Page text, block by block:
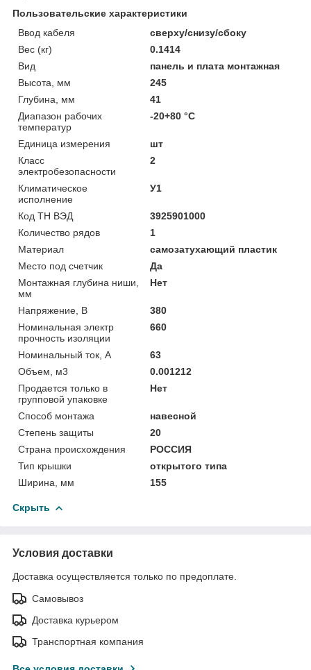
Пользовательские характеристики
Ввод кабеля
сверху/снизу/сбоку
Вес (кг)
0.1414
Вид
панель и плата монтажная
Высота, мм
245
Глубина, мм
41
Диапазон рабочих
температур
-20+80 °C
Единица измерения
шт
Класс
электробезопасности
2
Климатическое
исполнение
У1
Код ТН ВЭД
3925901000
Количество рядов
1
Материал
самозатухающий пластик
Место под счетчик
Да
Монтажная глубина ниши,
мм
Нет
Напряжение, В
380
Номинальная электр
прочность изоляции
660
Номинальный ток, А
63
Объем, м3
0.001212
Продается только в
групповой упаковке
Нет
Способ монтажа
навесной
Степень защиты
20
Страна происхождения
РОССИЯ
Тип крышки
открытого типа
Ширина, мм
155
Скрыть
Условия доставки
Доставка осуществляется только по предоплате.
Самовывоз
Доставка курьером
Транспортная компания